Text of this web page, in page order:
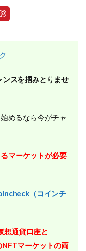
スを掴みとりませ
めるなら今がチャ
マーケットが必要
（コインチ
想通貨口座と
NFTマーケットの両